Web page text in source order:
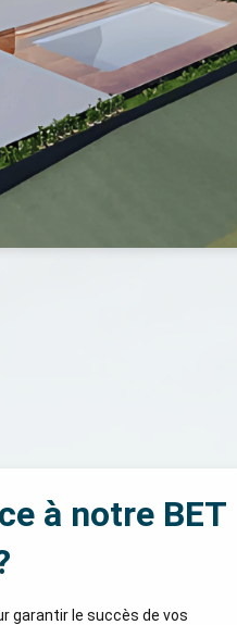
à notre BET
garantir le succès de vos